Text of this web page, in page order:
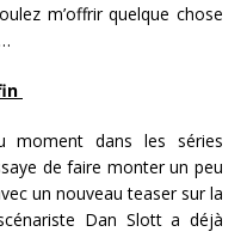
m’offrir quelque chose
moment dans les séries
de faire monter un peu
un nouveau teaser sur la
Dan Slott a déjà